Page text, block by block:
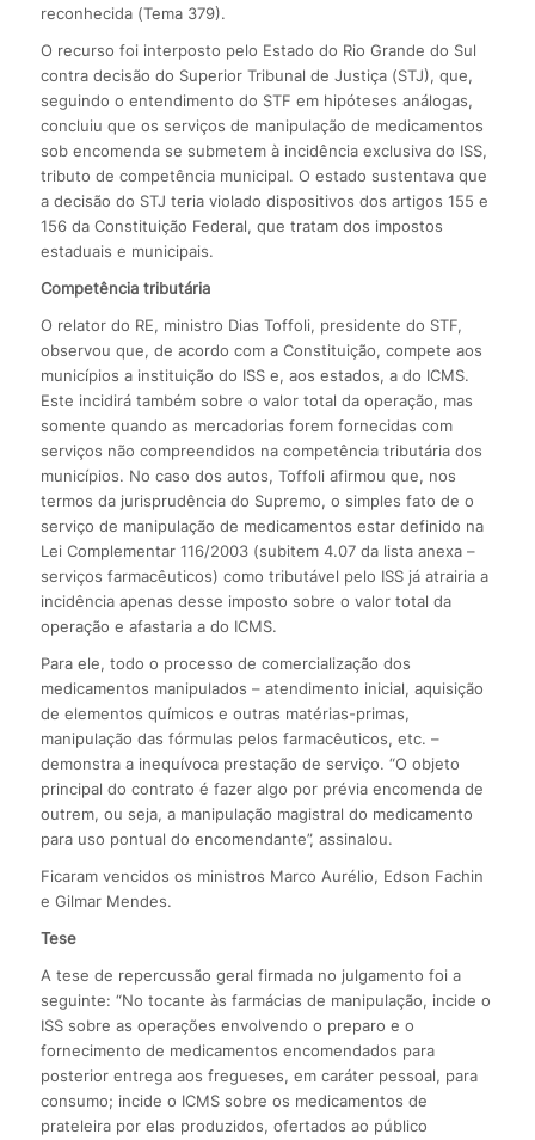
reconhecida (Tema 379).
O recurso foi interposto pelo Estado do Rio Grande do Sul
contra decisão do Superior Tribunal de Justiça (STJ), que,
seguindo o entendimento do STF em hipóteses análogas,
concluiu que os serviços de manipulação de medicamentos
sob encomenda se submetem à incidência exclusiva do ISS,
tributo de competência municipal. O estado sustentava que
a decisão do STJ teria violado dispositivos dos artigos 155 e
156 da Constituição Federal, que tratam dos impostos
estaduais e municipais.
Competência tributária
O relator do RE, ministro Dias Toffoli, presidente do STF,
observou que, de acordo com a Constituição, compete aos
municípios a instituição do ISS e, aos estados, a do ICMS.
Este incidirá também sobre o valor total da operação, mas
somente quando as mercadorias forem fornecidas com
serviços não compreendidos na competência tributária dos
municípios. No caso dos autos, Toffoli afirmou que, nos
termos da jurisprudência do Supremo, o simples fato de o
serviço de manipulação de medicamentos estar definido na
Lei Complementar 116/2003 (subitem 4.07 da lista anexa –
serviços farmacêuticos) como tributável pelo ISS já atrairia a
incidência apenas desse imposto sobre o valor total da
operação e afastaria a do ICMS.
Para ele, todo o processo de comercialização dos
medicamentos manipulados – atendimento inicial, aquisição
de elementos químicos e outras matérias-primas,
manipulação das fórmulas pelos farmacêuticos, etc. –
demonstra a inequívoca prestação de serviço. “O objeto
principal do contrato é fazer algo por prévia encomenda de
outrem, ou seja, a manipulação magistral do medicamento
para uso pontual do encomendante”, assinalou.
Ficaram vencidos os ministros Marco Aurélio, Edson Fachin
e Gilmar Mendes.
Tese
A tese de repercussão geral firmada no julgamento foi a
seguinte: “No tocante às farmácias de manipulação, incide o
ISS sobre as operações envolvendo o preparo e o
fornecimento de medicamentos encomendados para
posterior entrega aos fregueses, em caráter pessoal, para
consumo; incide o ICMS sobre os medicamentos de
prateleira por elas produzidos, ofertados ao público